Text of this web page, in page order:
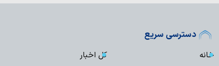
دسترسی سریع
خانه
کل اخبار